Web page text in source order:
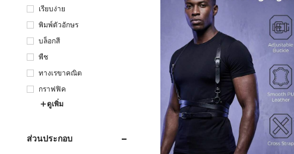
เรียบง่าย
พิมพ์ตัวอักษร
บล็อกสี
พืช
ทางเรขาคณิต
กราฟฟิค
ดูเพิ่ม
ส่วนประกอบ